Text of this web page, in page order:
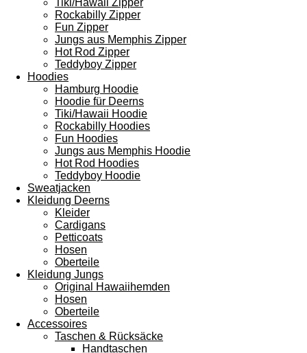
Tiki/Hawaii Zipper
Rockabilly Zipper
Fun Zipper
Jungs aus Memphis Zipper
Hot Rod Zipper
Teddyboy Zipper
Hoodies
Hamburg Hoodie
Hoodie für Deerns
Tiki/Hawaii Hoodie
Rockabilly Hoodies
Fun Hoodies
Jungs aus Memphis Hoodie
Hot Rod Hoodies
Teddyboy Hoodie
Sweatjacken
Kleidung Deerns
Kleider
Cardigans
Petticoats
Hosen
Oberteile
Kleidung Jungs
Original Hawaiihemden
Hosen
Oberteile
Accessoires
Taschen & Rücksäcke
Handtaschen